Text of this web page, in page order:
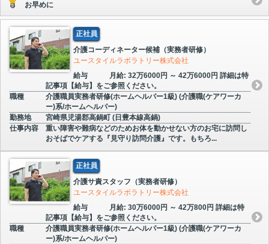
お早めに
正社員
介護コーディネーター候補（実務者研修）
ユースタイルラボラトリー株式会社
給与
月給: 32万6000円 ～ 42万6000円 詳細は特
記事項【給与】をご参照ください。
職種
介護職員実務者研修(ホームヘルパー1級) (介護職(ケアワーカ
ー)系/ホームヘルパー)
勤務地
宮崎県児湯郡高鍋町 (日豊本線高鍋)
仕事内容
重い障害や難病などのためお体を動かせない方のお宅に訪問し
おそばでケアする『見守り訪問介護』です。もちろ...
正社員
介護サ責スタッフ（実務者研修）
ユースタイルラボラトリー株式会社
給与
月給: 30万6000円 ～ 42万800円 詳細は特
記事項【給与】をご参照ください。
職種
介護職員実務者研修(ホームヘルパー1級) (介護職(ケアワーカ
ー)系/ホームヘルパー)